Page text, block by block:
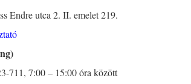
Endre utca 2. II. emelet 219.
711, 7:00 – 15:00 óra között